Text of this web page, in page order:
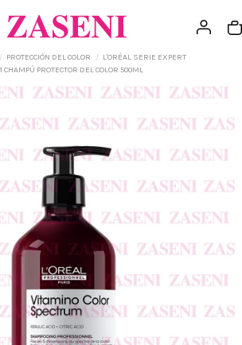
PROTECCIÓN DEL COLOR
L'ORÉAL SERIE EXPERT
PROTECTOR DEL COLOR 500ML